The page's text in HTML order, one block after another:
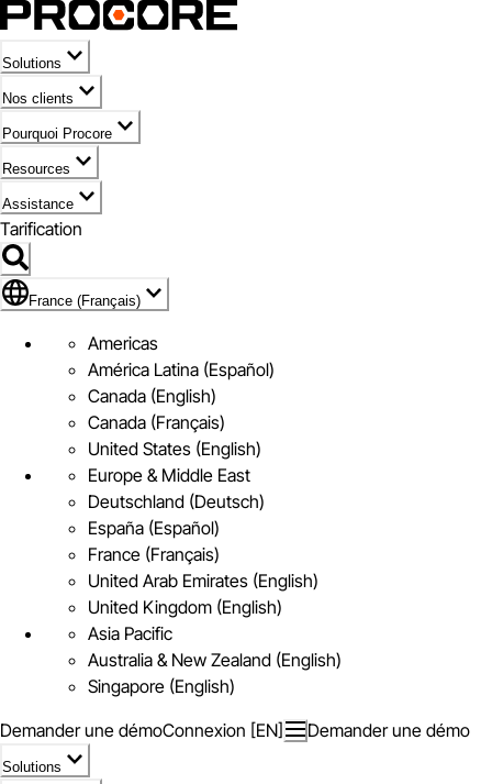
Solutions
Nos clients
Pourquoi Procore
Resources
Assistance
Tarification
Pavillon de France (Français)
France (Français)
Americas
América Latina (Español)
Canada (English)
Canada (Français)
United States (English)
Europe & Middle East
Deutschland (Deutsch)
España (Español)
France (Français)
United Arab Emirates (English)
United Kingdom (English)
Asia Pacific
Australia & New Zealand (English)
Singapore (English)
Demander une démoConnexion [EN] Demander une démo
Solutions